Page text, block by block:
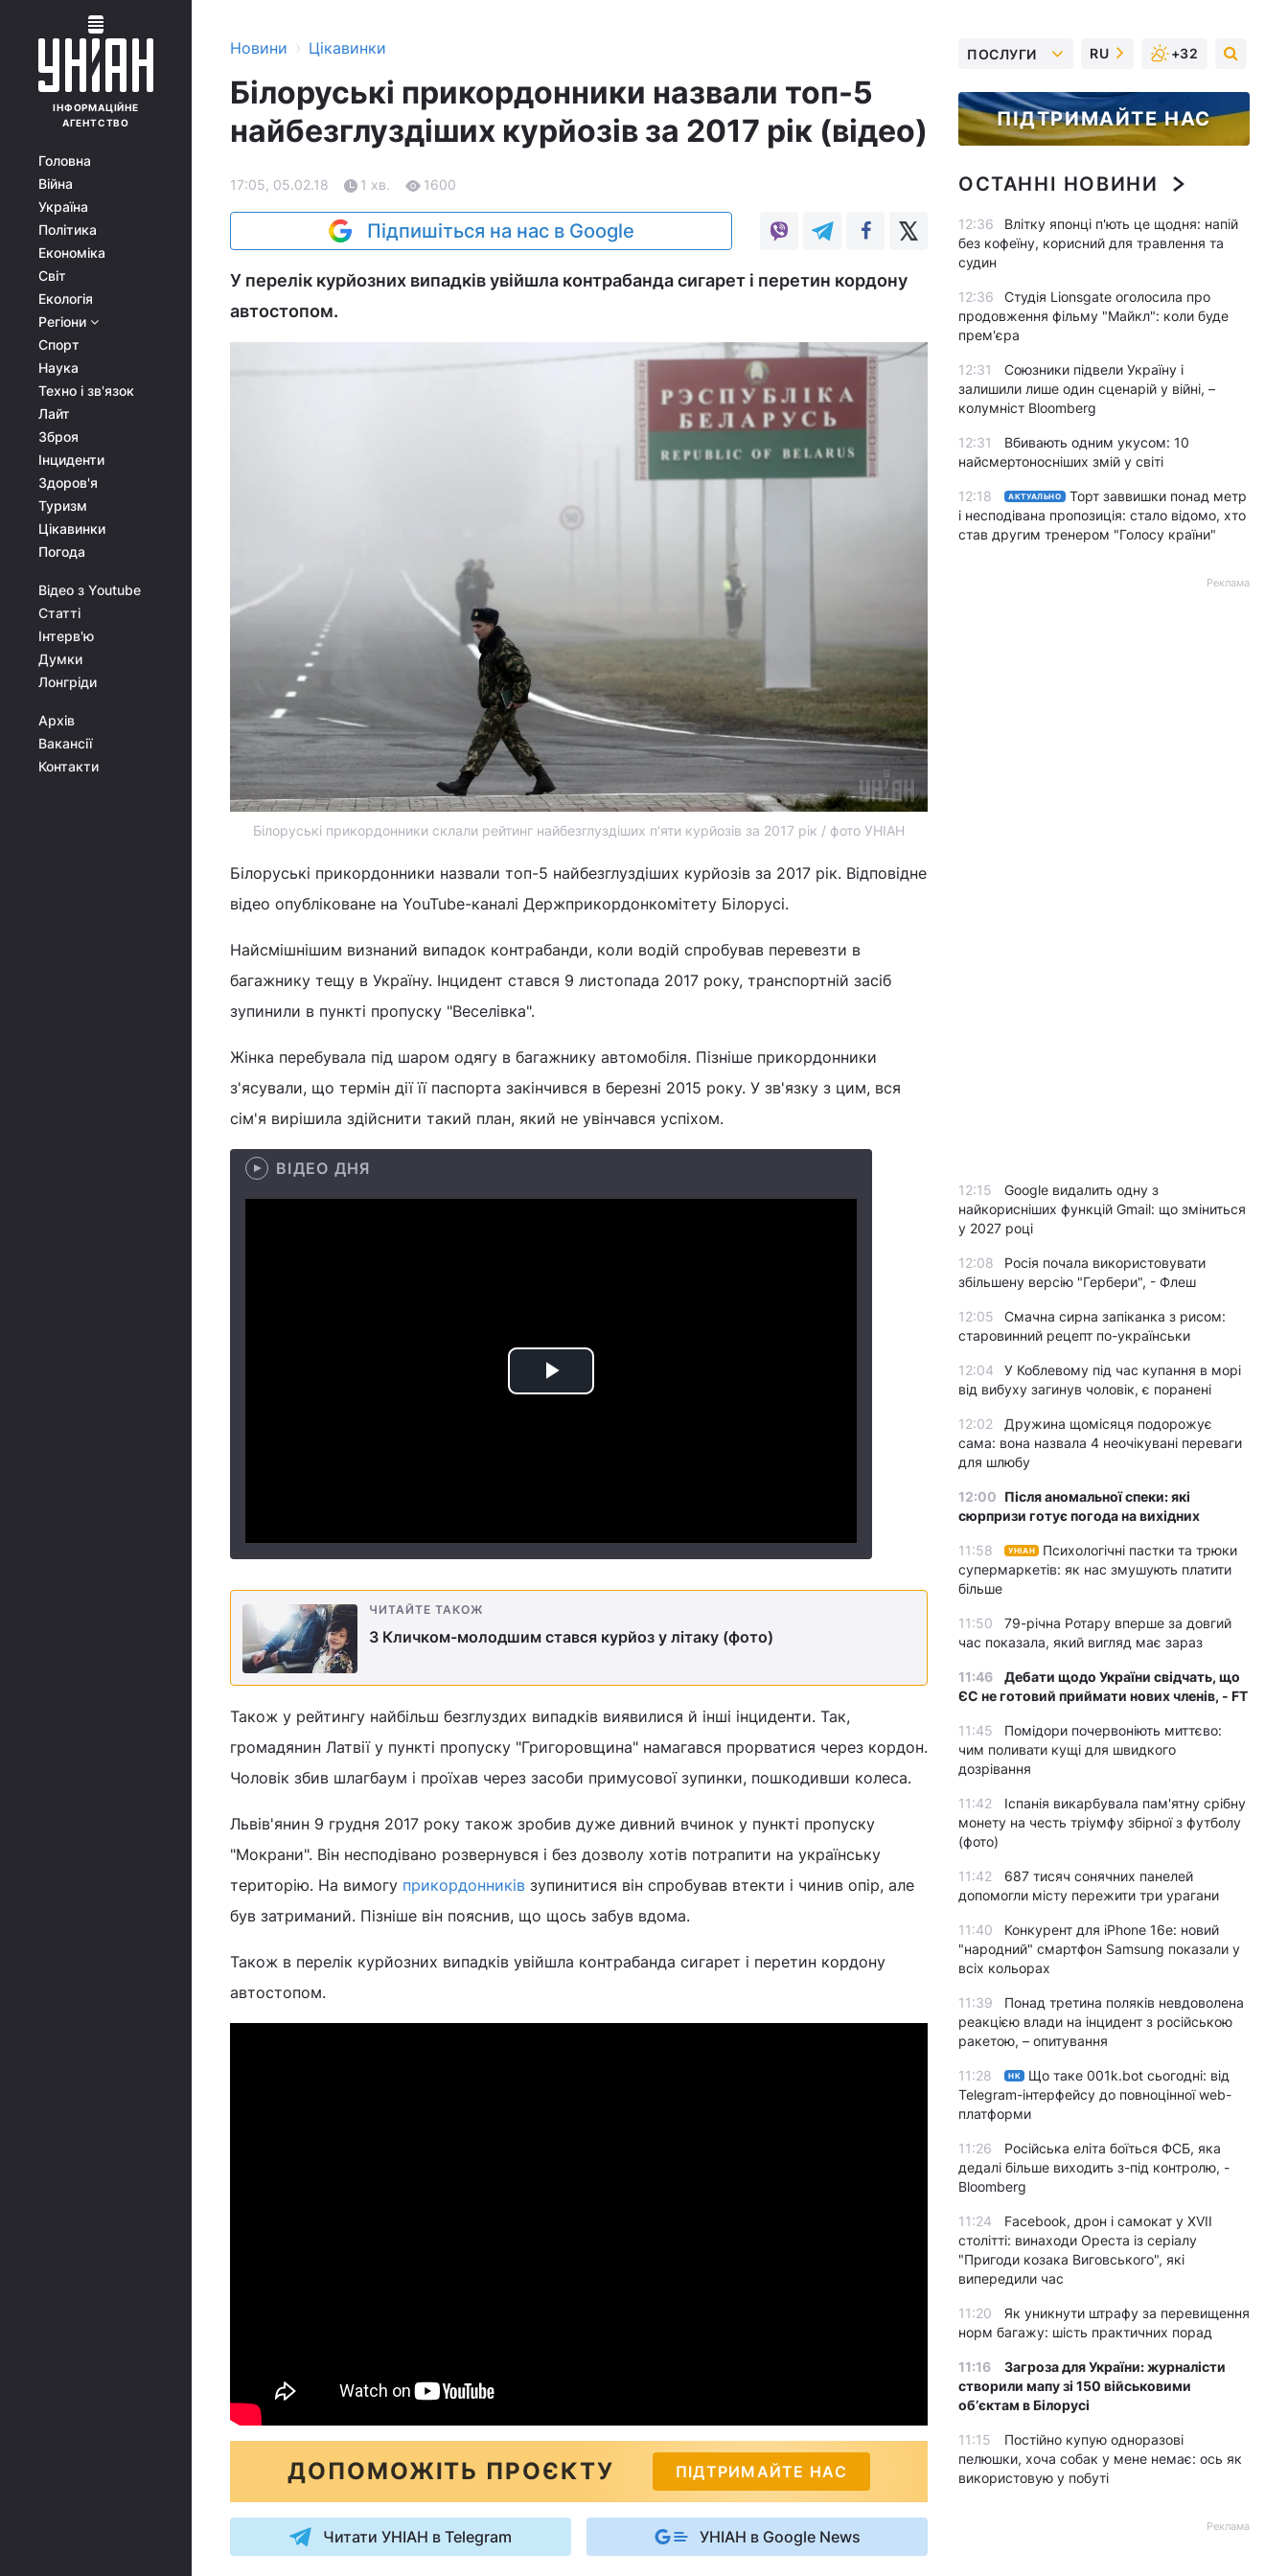
ІНФОРМАЦІЙНЕ
АГЕНТСТВО
Головна
Війна
Україна
Політика
Економіка
Світ
Екологія
Регіони
Спорт
Наука
Техно і зв'язок
Лайт
Зброя
Інциденти
Здоров'я
Туризм
Цікавинки
Погода
Відео з Youtube
Статті
Інтерв'ю
Думки
Лонгріди
Архів
Вакансії
Контакти
Новини › Цікавинки
Білоруські прикордонники назвали топ-5
найбезглуздіших курйозів за 2017 рік (відео)
17:05, 05.02.18 1 хв. 1600
Підпишіться на нас в Google
У перелік курйозних випадків увійшла контрабанда сигарет і перетин кордону
автостопом.
Білоруські прикордонники склали рейтинг найбезглуздіших п'яти курйозів за 2017 рік / фото УНІАН
Білоруські прикордонники назвали топ-5 найбезглуздіших курйозів за 2017 рік. Відповідне
відео опубліковане на YouTube-каналі Держприкордонкомітету Білорусі.
Найсмішнішим визнаний випадок контрабанди, коли водій спробував перевезти в
багажнику тещу в Україну. Інцидент стався 9 листопада 2017 року, транспортній засіб
зупинили в пункті пропуску "Веселівка".
Жінка перебувала під шаром одягу в багажнику автомобіля. Пізніше прикордонники
з'ясували, що термін дії її паспорта закінчився в березні 2015 року. У зв'язку з цим, вся
сім'я вирішила здійснити такий план, який не увінчався успіхом.
ВІДЕО ДНЯ
Play
ЧИТАЙТЕ ТАКОЖ
З Кличком-молодшим стався курйоз у літаку (фото)
Також у рейтингу найбільш безглуздих випадків виявилися й інші інциденти. Так,
громадянин Латвії у пункті пропуску "Григоровщина" намагався прорватися через кордон.
Чоловік збив шлагбаум і проїхав через засоби примусової зупинки, пошкодивши колеса.
Львів'янин 9 грудня 2017 року також зробив дуже дивний вчинок у пункті пропуску
"Мокрани". Він несподівано розвернувся і без дозволу хотів потрапити на українську
територію. На вимогу прикордонників зупинитися він спробував втекти і чинив опір, але
був затриманий. Пізніше він пояснив, що щось забув вдома.
Також в перелік курйозних випадків увійшла контрабанда сигарет і перетин кордону
автостопом.
ДОПОМОЖІТЬ ПРОЄКТУ ПІДТРИМАЙТЕ НАС
Читати УНІАН в Telegram УНІАН в Google News
ПОСЛУГИ RU +32
ПІДТРИМАЙТЕ НАС
ОСТАННІ НОВИНИ
12:36
Влітку японці п'ють це щодня: напій
без кофеїну, корисний для травлення та
судин
12:36
Студія Lionsgate оголосила про
продовження фільму "Майкл": коли буде
прем'єра
12:31
Союзники підвели Україну і
залишили лише один сценарій у війні, –
колумніст Bloomberg
12:31
Вбивають одним укусом: 10
найсмертоносніших змій у світі
12:18 АКТУАЛЬНО
Торт заввишки понад метр
і несподівана пропозиція: стало відомо, хто
став другим тренером "Голосу країни"
Реклама
12:15
Google видалить одну з
найкорисніших функцій Gmail: що зміниться
у 2027 році
12:08
Росія почала використовувати
збільшену версію "Гербери", - Флеш
12:05
Смачна сирна запіканка з рисом:
старовинний рецепт по-українськи
12:04
У Коблевому під час купання в морі
від вибуху загинув чоловік, є поранені
12:02
Дружина щомісяця подорожує
сама: вона назвала 4 неочікувані переваги
для шлюбу
12:00 Після аномальної спеки: які
сюрпризи готує погода на вихідних
11:58 УНІАН
Психологічні пастки та трюки
супермаркетів: як нас змушують платити
більше
11:50
79-річна Ротару вперше за довгий
час показала, який вигляд має зараз
11:46
Дебати щодо України свідчать, що
ЄС не готовий приймати нових членів, - FT
11:45
Помідори почервоніють миттєво:
чим поливати кущі для швидкого
дозрівання
11:42
Іспанія викарбувала пам'ятну срібну
монету на честь тріумфу збірної з футболу
(фото)
11:42
687 тисяч сонячних панелей
допомогли місту пережити три урагани
11:40
Конкурент для iPhone 16e: новий
"народний" смартфон Samsung показали у
всіх кольорах
11:39
Понад третина поляків невдоволена
реакцією влади на інцидент з російською
ракетою, – опитування
11:28 НК
Що таке 001k.bot сьогодні: від
Telegram-інтерфейсу до повноцінної web-
платформи
11:26
Російська еліта боїться ФСБ, яка
дедалі більше виходить з-під контролю, -
Bloomberg
11:24
Facebook, дрон і самокат у XVII
столітті: винаходи Ореста із серіалу
"Пригоди козака Виговського", які
випередили час
11:20
Як уникнути штрафу за перевищення
норм багажу: шість практичних порад
11:16
Загроза для України: журналісти
створили мапу зі 150 військовими
обʼєктам в Білорусі
11:15
Постійно купую одноразові
пелюшки, хоча собак у мене немає: ось як
використовую у побуті
Реклама